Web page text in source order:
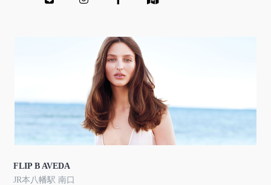
FLIP B AVEDA
JR本八幡駅 南口